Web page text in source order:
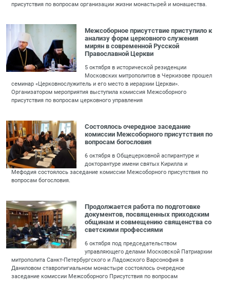
присутствия по вопросам организации жизни монастырей и монашества.
Межсоборное присутствие приступило к
анализу форм церковного служения
мирян в современной Русской
Православной Церкви
5 октября в исторической резиденции
Московских митрополитов в Черкизове прошел
семинар «Церковнослужитель и его место в иерархии Церкви».
Организатором мероприятия выступила комиссия Межсоборного
присутствия по вопросам церковного управления
Состоялось очередное заседание
комиссии Межсоборного присутствия по
вопросам богословия
6 октября в Общецерковной аспирантуре и
докторантуре имени святых Кирилла и
Мефодия состоялось заседание комиссии Межсоборного присутствия по
вопросам богословия.
Продолжается работа по подготовке
документов, посвященных приходским
общинам и совмещению священства со
светскими профессиями
6 октября под председательством
управляющего делами Московской Патриархии
митрополита Санкт-Петербургского и Ладожского Варсонофия в
Даниловом ставропигиальном монастыре состоялось очередное
заседание комиссии Межсоборного Присутствия по вопросам